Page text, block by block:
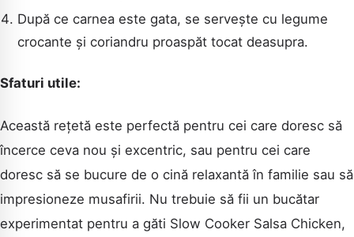
După ce carnea este gata, se servește cu legume
crocante și coriandru proaspăt tocat deasupra.
Sfaturi utile:
Această rețetă este perfectă pentru cei care doresc să
încerce ceva nou și excentric, sau pentru cei care
doresc să se bucure de o cină relaxantă în familie sau să
impresioneze musafirii. Nu trebuie să fii un bucătar
experimentat pentru a găti Slow Cooker Salsa Chicken,